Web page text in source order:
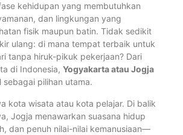
kehidupan yang membutuhkan
dan lingkungan yang
fisik maupun batin. Tidak sedikit
ulang: di mana tempat terbaik untuk
tanpa hiruk-pikuk pekerjaan? Dari
di Indonesia, Yogyakarta atau Jogja
sebagai pilihan utama.
kota wisata atau kota pelajar. Di balik
Jogja menawarkan suasana hidup
dan penuh nilai-nilai kemanusiaan—